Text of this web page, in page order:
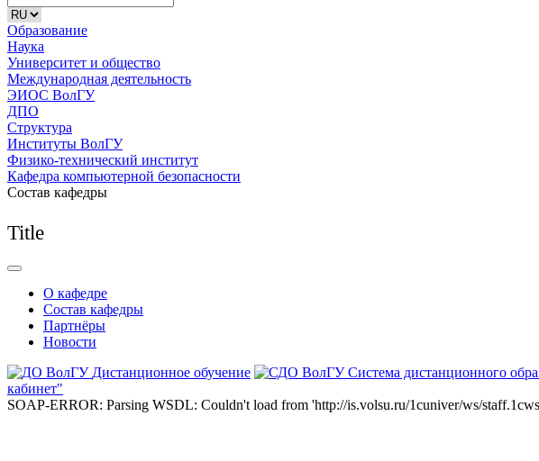
Образование
Наука
Университет и общество
Международная деятельность
ЭИОС ВолГУ
ДПО
Структура
Институты ВолГУ
Физико-технический институт
Кафедра компьютерной безопасности
Состав кафедры
Title
О кафедре
Состав кафедры
Партнёры
Новости
Дистанционное обучение
Система дистанционного
кабинет"
SOAP-ERROR: Parsing WSDL: Couldn't load from 'http://is.volsu.ru/1cuniver/ws/